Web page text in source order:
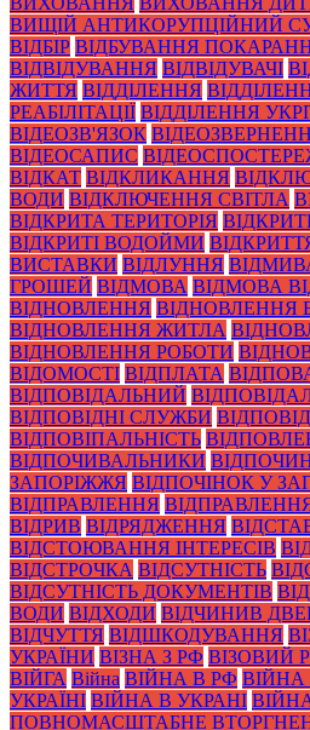
ВИЩІЙ АНТИКОРУПЦІЙНИЙ
ВІДБІР ВІДБУВАННЯ
ВІДВІДУВАННЯ ВІДВІДУВАЧІ
ЖИТТЯ ВІДДІЛЕННЯ
РЕАБІЛІТАЦІЇ ВІДДІЛЕННЯ
ВІДЕОЗВ'ЯЗОК
ВІДЕОСАПИС
ВІДКАТ ВІДКЛИКАННЯ
ВОДИ ВІДКЛЮЧЕННЯ СВІТЛА
ВІДКРИТА ТЕРИТОРІЯ
ВІДКРИТІ ВОДОЙМИ
ВИСТАВКИ ВІДЛУННЯ
ГРОШЕЙ ВІДМОВА ВІДМОВА
ВІДНОВЛЕННЯ ВІДНОВЛЕННЯ
ВІДНОВЛЕННЯ ЖИТЛА
ВІДНОВЛЕННЯ РОБОТИ
ВІДОМОСТІ ВІДПЛАТА
ВІДПОВІДАЛЬНИЙ
ВІДПОВІДНІ СЛУЖБИ
ВІДПОВІПАЛЬНІСТЬ
ВІДПОЧИВАЛЬНИКИ
ЗАПОРІЖЖЯ ВІДПОЧІНОК У
ВІДПРАВЛЕННЯ
ВІДРИВ ВІДРЯДЖЕННЯ
ВІДСТОЮВАННЯ ІНТЕРЕСІВ
ВІДСТРОЧКА ВІДСУТНІСТЬ
ВІДСУТНІСТЬ ДОКУМЕНТІВ
ВОДИ ВІДХОДИ ВІДЧИНИВ
ВІДЧУТТЯ ВІДШКОДУВАННЯ
УКРАЇНИ ВІЗНА З РФ ВІЗОВИЙ
ВІЙГА Війна ВІЙНА В РФ ВІЙНА
УКРАЇНІ ВІЙНА В УКРАНІ
ПОВНОМАСШТАБНЕ